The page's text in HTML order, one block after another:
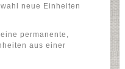
neue Einheiten
permanente,
aus einer